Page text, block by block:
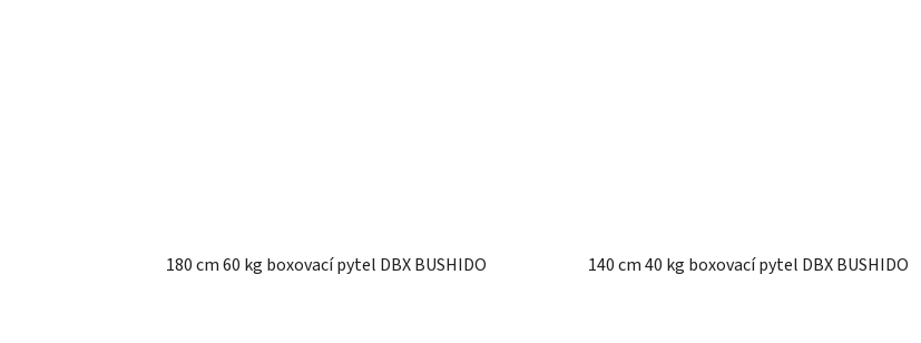
180 cm 60 kg boxovací pytel DBX BUSHIDO 140 cm 40 kg boxovací pytel DBX BUSHIDO